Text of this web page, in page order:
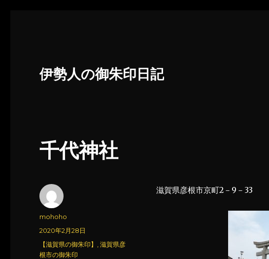
伊勢人の御朱印日記
千代神社
滋賀県彦根市京町2－9－33
投
mohoho
投
稿
日:
2020年2月28日
カ
テ
【滋賀県の御朱印】 ,滋賀県彦
根市の御朱印